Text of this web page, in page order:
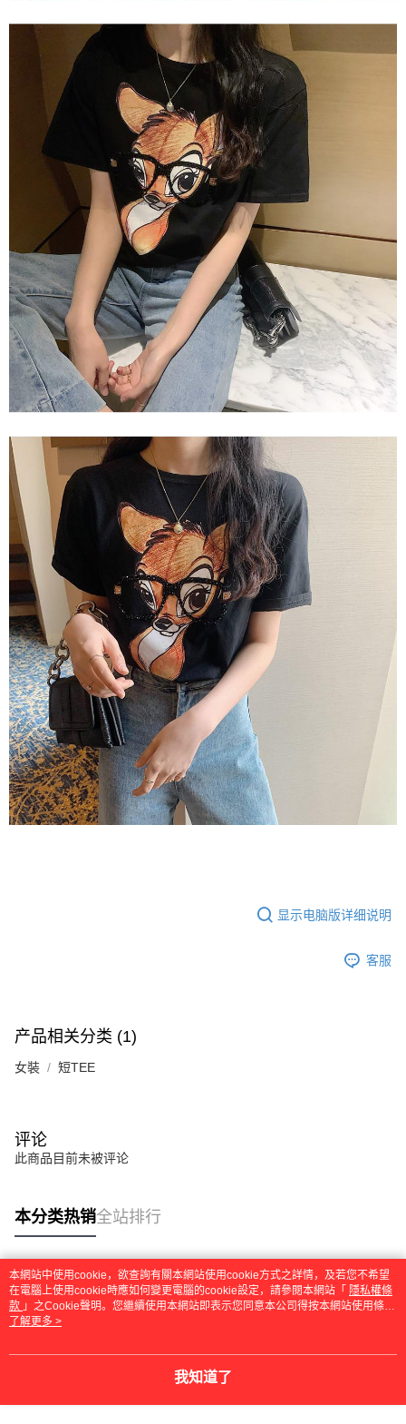
显示电脑版详细说明
客服
产品相关分类 (1)
女裝 短TEE
评论
此商品目前未被评论
本分类热销全站排行
热门标签
本網站中使用cookie，欲查詢有關本網站使用cookie方式之詳情，及若您不希望
在電腦上使用cookie時應如何變更電腦的cookie設定，請參閱本網站「 隱私權條
款 」之Cookie聲明。您繼續使用本網站即表示您同意本公司得按本網站使用條款
之Cookie聲明使用cookie。
了解更多 >
我知道了